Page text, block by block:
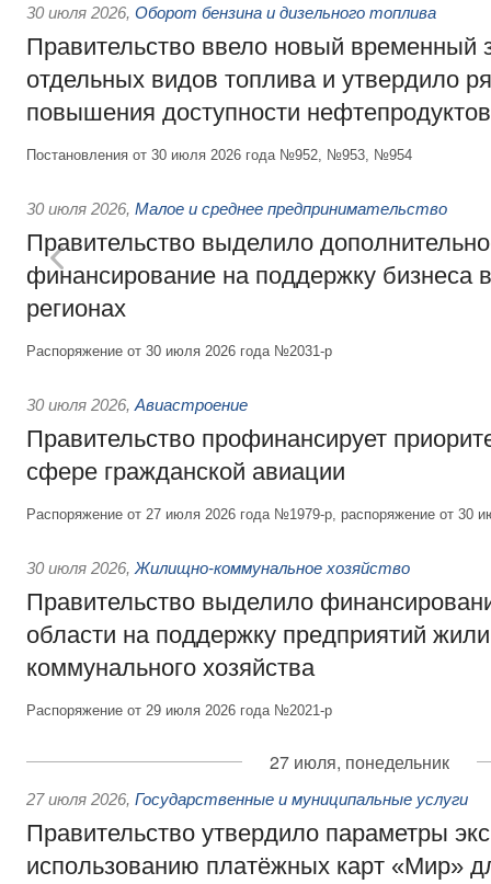
30 июля 2026, Оборот бензина и дизельного топлива
Правительство ввело новый временный
отдельных видов топлива и утвердило
повышения доступности нефтепродуктов
Постановления от 30 июля 2026 года №952, №953, №954
30 июля 2026, Малое и среднее предпринимательство
Правительство выделило
финансирование на поддержку бизнеса
регионах
Распоряжение от 30 июля 2026 года №2031-р
30 июля 2026, Авиастроение
Правительство профинансирует
сфере гражданской авиации
Распоряжение от 27 июля 2026 года №1979-р, распоряжение от 30
30 июля 2026, Жилищно-коммунальное хозяйство
Правительство выделило
области на поддержку предприятий
коммунального хозяйства
Распоряжение от 29 июля 2026 года №2021-р
27 июля, понедельник
27 июля 2026, Государственные и муниципальные услуги
Правительство утвердило параметры
использованию платёжных карт «Мир»